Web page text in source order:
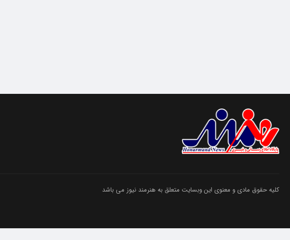
کلیه حقوق مادی و معنوی این وبسایت متعلق به هنرمند نیوز می باشد